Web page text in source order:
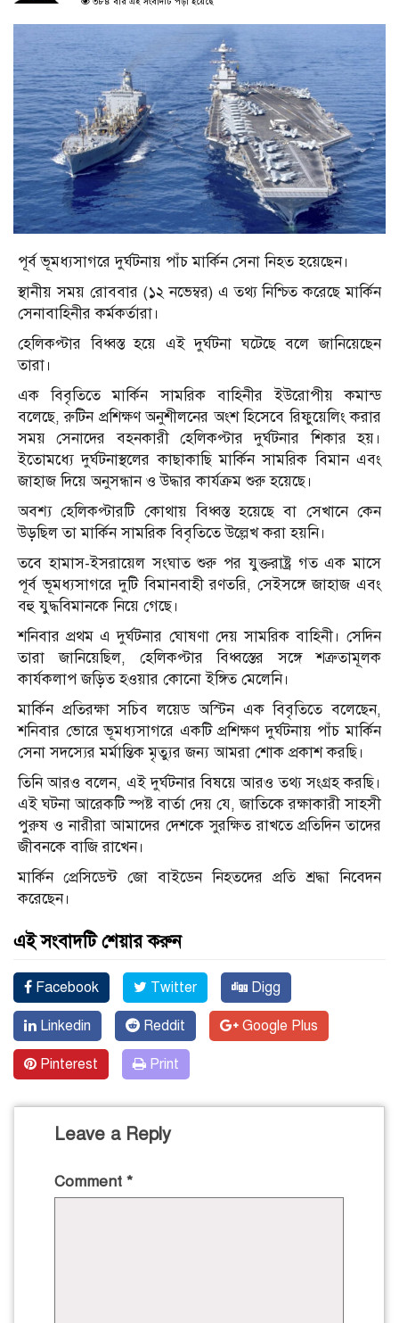
পূর্ব ভূমধ্যসাগরে দুর্ঘটনায় পাঁচ মার্কিন সেনা নিহত হয়েছেন।
স্থানীয় সময় রোববার (১২ নভেম্বর) এ তথ্য নিশ্চিত করেছে মার্কিন
সেনাবাহিনীর কর্মকর্তারা।
হেলিকপ্টার বিধ্বস্ত হয়ে এই দুর্ঘটনা ঘটেছে বলে জানিয়েছেন
তারা।
এক বিবৃতিতে মার্কিন সামরিক বাহিনীর ইউরোপীয় কমান্ড
বলেছে, রুটিন প্রশিক্ষণ অনুশীলনের অংশ হিসেবে রিফুয়েলিং করার
সময় সেনাদের বহনকারী হেলিকপ্টার দুর্ঘটনার শিকার হয়।
ইতোমধ্যে দুর্ঘটনাস্থলের কাছাকাছি মার্কিন সামরিক বিমান এবং
জাহাজ দিয়ে অনুসন্ধান ও উদ্ধার কার্যক্রম শুরু হয়েছে।
অবশ্য হেলিকপ্টারটি কোথায় বিধ্বস্ত হয়েছে বা সেখানে কেন
উড়ছিল তা মার্কিন সামরিক বিবৃতিতে উল্লেখ করা হয়নি।
তবে হামাস-ইসরায়েল সংঘাত শুরু পর যুক্তরাষ্ট্র গত এক মাসে
পূর্ব ভূমধ্যসাগরে দুটি বিমানবাহী রণতরি, সেইসঙ্গে জাহাজ এবং
বহু যুদ্ধবিমানকে নিয়ে গেছে।
শনিবার প্রথম এ দুর্ঘটনার ঘোষণা দেয় সামরিক বাহিনী। সেদিন
তারা জানিয়েছিল, হেলিকপ্টার বিধ্বস্তের সঙ্গে শত্রুতামূলক
কার্যকলাপ জড়িত হওয়ার কোনো ইঙ্গিত মেলেনি।
মার্কিন প্রতিরক্ষা সচিব লয়েড অস্টিন এক বিবৃতিতে বলেছেন,
শনিবার ভোরে ভূমধ্যসাগরে একটি প্রশিক্ষণ দুর্ঘটনায় পাঁচ মার্কিন
সেনা সদস্যের মর্মান্তিক মৃত্যুর জন্য আমরা শোক প্রকাশ করছি।
তিনি আরও বলেন, এই দুর্ঘটনার বিষয়ে আরও তথ্য সংগ্রহ করছি।
এই ঘটনা আরেকটি স্পষ্ট বার্তা দেয় যে, জাতিকে রক্ষাকারী সাহসী
পুরুষ ও নারীরা আমাদের দেশকে সুরক্ষিত রাখতে প্রতিদিন তাদের
জীবনকে বাজি রাখেন।
মার্কিন প্রেসিডেন্ট জো বাইডেন নিহতদের প্রতি শ্রদ্ধা নিবেদন
করেছেন।
এই সংবাদটি শেয়ার করুন
Facebook Twitter Digg
Linkedin Reddit Google Plus
Pinterest Print
Leave a Reply
Comment *